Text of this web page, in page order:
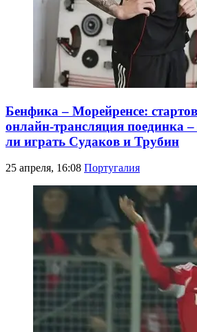
Бенфика – Морейренсе:
онлайн-трансляция поединка –
ли играть Судаков и Трубин
25 апреля, 16:08 Португалия